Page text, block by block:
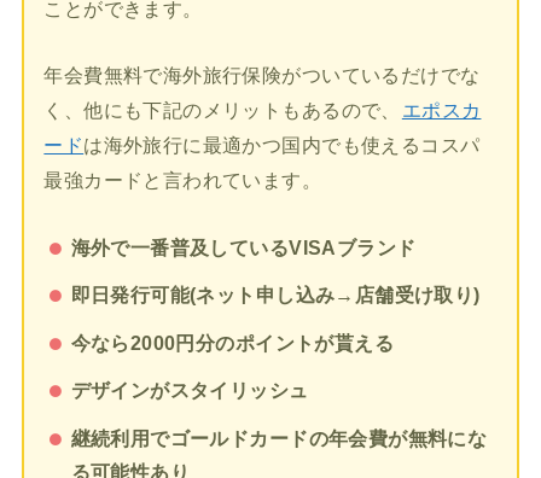
ことができます。
年会費無料で海外旅行保険がついているだけでな
く、他にも下記のメリットもあるので、
エポスカ
ードは海外旅行に最適かつ国内でも使えるコスパ
最強カードと言われています。
海外で一番普及しているVISAブランド
即日発行可能(ネット申し込み→店舗受け取り)
今なら2000円分のポイントが貰える
デザインがスタイリッシュ
継続利用でゴールドカードの年会費が無料にな
る可能性あり